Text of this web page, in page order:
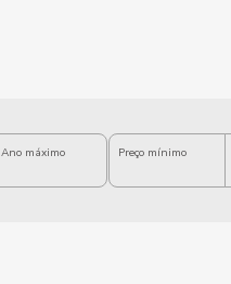
Ano máximo Preço mínimo